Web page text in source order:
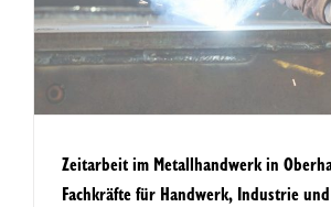
Zeitarbeit im Metallhandwerk in
Fachkräfte für Handwerk, Industrie